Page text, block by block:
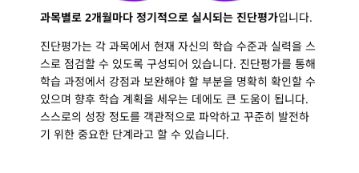
과목별로 2개월마다 정기적으로 실시되는 진단평가입니다.
진단평가는 각 과목에서 현재 자신의 학습 수준과 실력을 스
스로 점검할 수 있도록 구성되어 있습니다. 진단평가를 통해
학습 과정에서 강점과 보완해야 할 부분을 명확히 확인할 수
있으며 향후 학습 계획을 세우는 데에도 큰 도움이 됩니다.
스스로의 성장 정도를 객관적으로 파악하고 꾸준히 발전하
기 위한 중요한 단계라고 할 수 있습니다.